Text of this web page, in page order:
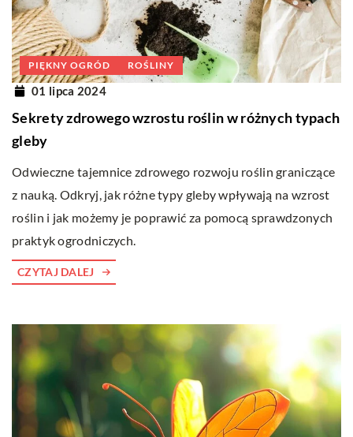
PIĘKNY OGRÓD ROŚLINY
01 lipca 2024
Sekrety zdrowego wzrostu roślin w różnych typach
gleby
Odwieczne tajemnice zdrowego rozwoju roślin graniczące
z nauką. Odkryj, jak różne typy gleby wpływają na wzrost
roślin i jak możemy je poprawić za pomocą sprawdzonych
praktyk ogrodniczych.
CZYTAJ DALEJ